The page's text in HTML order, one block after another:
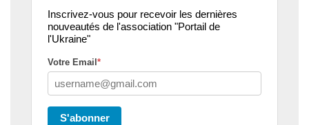
Inscrivez-vous pour recevoir les dernières
nouveautés de l'association "Portail de
l'Ukraine"
Votre Email *
S'abonner